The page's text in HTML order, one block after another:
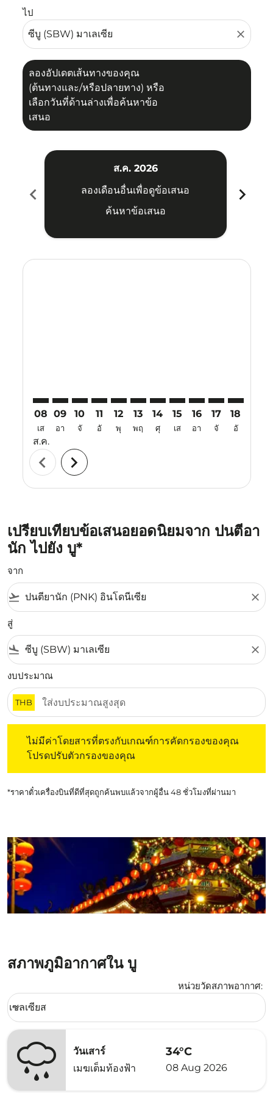
ไป
close
ลองอัปเดตเส้นทางของคุณ
(ต้นทางและ/หรือปลายทาง) หรือ
เลือกวันที่ด้านล่างเพื่อค้นหาข้อ
เสนอ
chevron_left
ส.ค. 2026
ลองเดือนอื่นเพื่อดูข้อเสนอ
ค้นหาข้อเสนอ
chevron_right
08
เส
ส.ค.
09
อา
10
จั
11
อั
12
พุ
13
พฤ
14
ศุ
15
เส
16
อา
17
จั
18
อั
chevron_left chevron_right
เปรียบเทียบข้อเสนอยอดนิยมจาก ปนตีอา
นัก ไปยัง บู*
จาก
flight_takeoff close
สู่
flight_land close
งบประมาณ
THB
ไม่มีค่าโดยสารที่ตรงกับเกณฑ์การคัดกรองของคุณ
โปรดปรับตัวกรองของคุณ
*ราคาตั๋วเครื่องบินที่ดีที่สุดถูกค้นพบแล้วจากผู้อื่น 48 ชั่วโมงที่ผ่านมา
สภาพภูมิอากาศใน บู
หน่วยวัดสภาพอากาศ:
Weather unit option เซลเซียส Selected
เซลเซียส
keyboard_arrow_down
วันเสาร์
เมฆเต็มท้องฟ้า
34°C
08 Aug 2026